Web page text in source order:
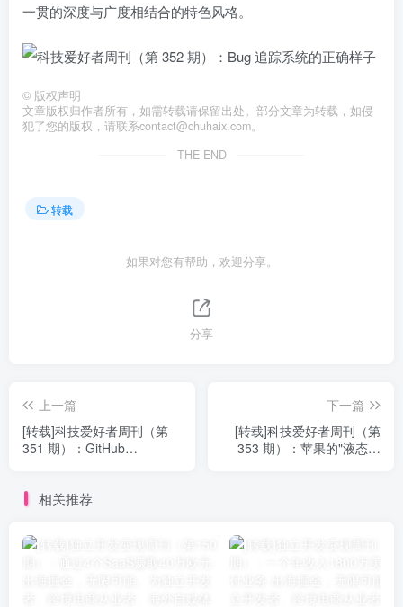
一贯的深度与广度相结合的特色风格。
© 版权声明
文章版权归作者所有，如需转载请保留出处。部分文章为转载，如侵
犯了您的版权，请联系contact@chuhaix.com。
THE END
转载
如果对您有帮助，欢迎分享。
分享
上一篇
[转载]科技爱好者周刊（第
351 期）：GitHub
下一篇
[转载]科技爱好者周刊（第
353 期）：苹果的"液态玻
相关推荐